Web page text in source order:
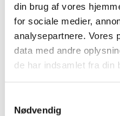
din brug af vores
for sociale medier,
analysepartnere. Vores
data med andre
de har indsamlet fra din
Nødvendig
Konkret indføring i
branding og Employer
direkte implementering.
Dagen varierer med
LinkedIn profil. Det hele